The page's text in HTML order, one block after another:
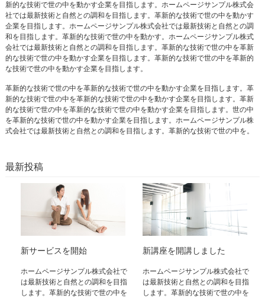
新的な技術で世の中を動かす企業を目指します。ホームページサンプル株式会
社では最新技術と自然との調和を目指します。革新的な技術で世の中を動かす
企業を目指します。ホームページサンプル株式会社では最新技術と自然との調
和を目指します。革新的な技術で世の中を動かす。ホームページサンプル株式
会社では最新技術と自然との調和を目指します。革新的な技術で世の中を革新
的な技術で世の中を動かす企業を目指します。革新的な技術で世の中を革新的
な技術で世の中を動かす企業を目指します。
革新的な技術で世の中を革新的な技術で世の中を動かす企業を目指します。革
新的な技術で世の中を革新的な技術で世の中を動かす企業を目指します。革新
的な技術で世の中を革新的な技術で世の中を動かす企業を目指します。世の中
を革新的な技術で世の中を動かす企業を目指します。ホームページサンプル株
式会社では最新技術と自然との調和を目指します。革新的な技術で世の中を。
最新投稿
新サービスを開始
ホームページサンプル株式会社で
は最新技術と自然との調和を目指
します。革新的な技術で世の中を
新講座を開講しました
ホームページサンプル株式会社で
は最新技術と自然との調和を目指
します。革新的な技術で世の中を